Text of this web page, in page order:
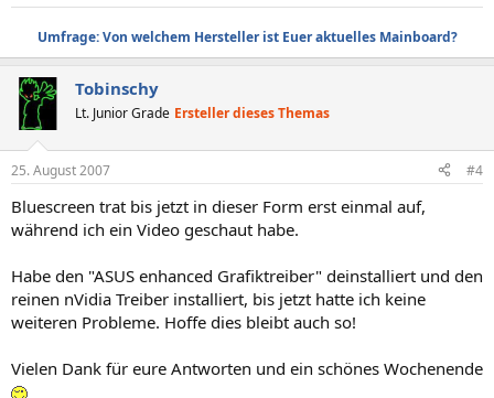
Umfrage: Von welchem Hersteller ist Euer aktuelles Mainboard?
Tobinschy
Lt. Junior Grade Ersteller dieses Themas
25. August 2007 #4
Bluescreen trat bis jetzt in dieser Form erst einmal auf,
während ich ein Video geschaut habe.
Habe den "ASUS enhanced Grafiktreiber" deinstalliert und den
reinen nVidia Treiber installiert, bis jetzt hatte ich keine
weiteren Probleme. Hoffe dies bleibt auch so!
Vielen Dank für eure Antworten und ein schönes Wochenende